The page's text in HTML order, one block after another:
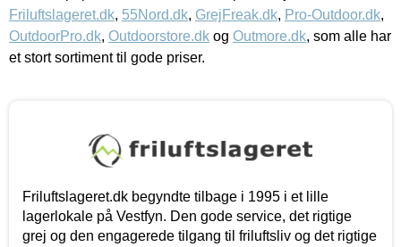
Friluftslageret.dk, 55Nord.dk, GrejFreak.dk, Pro-Outdoor.dk,
OutdoorPro.dk, Outdoorstore.dk og Outmore.dk, som alle har
et stort sortiment til gode priser.
Friluftslageret.dk begyndte tilbage i 1995 i et lille
lagerlokale på Vestfyn. Den gode service, det rigtige
grej og den engagerede tilgang til friluftsliv og det rigtige